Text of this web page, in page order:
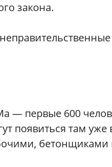
закона.
— первые 600
появиться там уже
бетонщиками